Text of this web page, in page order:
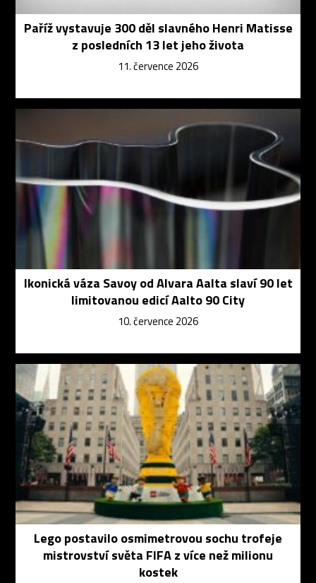
Paříž vystavuje 300 děl slavného Henri Matisse
z posledních 13 let jeho života
11. července 2026
Ikonická váza Savoy od Alvara Aalta slaví 90 let
limitovanou edicí Aalto 90 City
10. července 2026
Lego postavilo osmimetrovou sochu trofeje
mistrovství světa FIFA z více než milionu
kostek